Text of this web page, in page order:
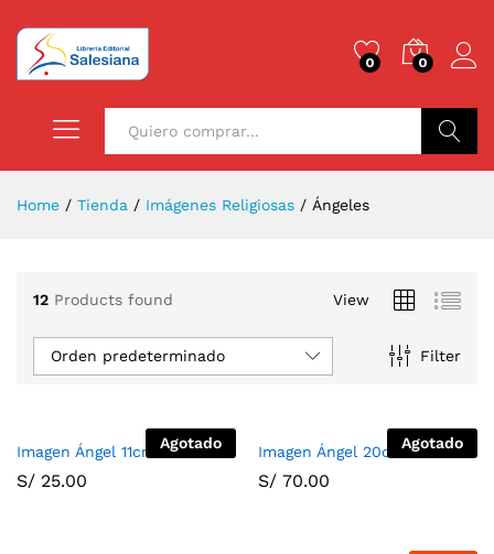
0 0
Home / Tienda / Imágenes Religiosas / Ángeles
12 Products found View
Filter
Orden predeterminado
Agotado
Imagen Ángel 11cm
S/ 25.00
Agotado
Imagen Ángel 20cm
S/ 70.00